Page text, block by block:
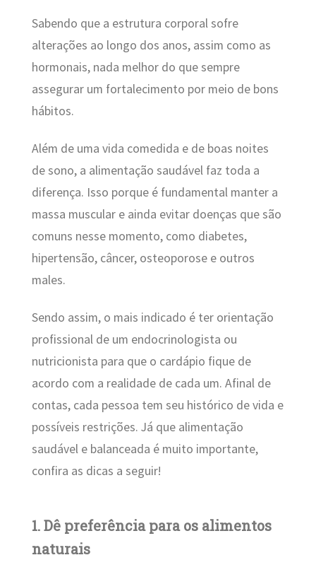
Sabendo que a estrutura corporal sofre
alterações ao longo dos anos, assim como as
hormonais, nada melhor do que sempre
assegurar um fortalecimento por meio de bons
hábitos.
Além de uma vida comedida e de boas noites
de sono, a alimentação saudável faz toda a
diferença. Isso porque é fundamental manter a
massa muscular e ainda evitar doenças que são
comuns nesse momento, como diabetes,
hipertensão, câncer, osteoporose e outros
males.
Sendo assim, o mais indicado é ter orientação
profissional de um endocrinologista ou
nutricionista para que o cardápio fique de
acordo com a realidade de cada um. Afinal de
contas, cada pessoa tem seu histórico de vida e
possíveis restrições. Já que alimentação
saudável e balanceada é muito importante,
confira as dicas a seguir!
1. Dê preferência para os alimentos
naturais